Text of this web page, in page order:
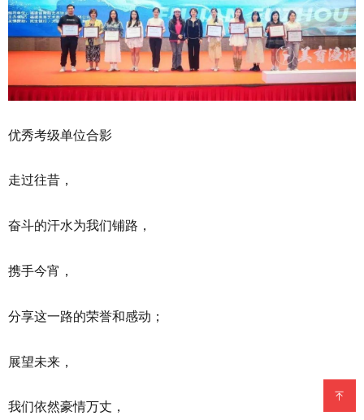
优秀考级单位合影
走过往昔，
奋斗的汗水为我们铺路，
携手今宵，
分享这一路的荣誉和感动；
展望未来，
我们依然豪情万丈，